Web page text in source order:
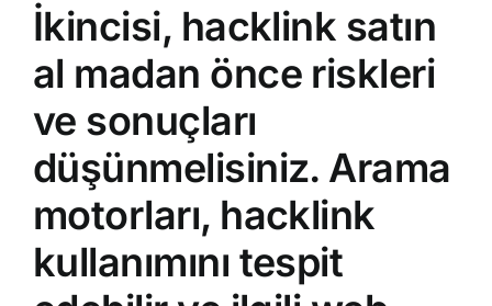
İkincisi, hacklink satın
al madan önce riskleri
ve sonuçları
düşünmelisiniz. Arama
motorları, hacklink
kullanımını tespit